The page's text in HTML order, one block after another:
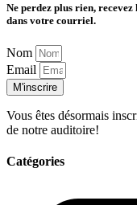
Ne perdez plus rien,
dans votre courriel.
Nom
Email
M'inscrire
Vous êtes désormais
de notre auditoire!
Catégories